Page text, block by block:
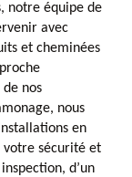
notre équipe de
avec
et cheminées
nos
nous
en
sécurité et
d’un